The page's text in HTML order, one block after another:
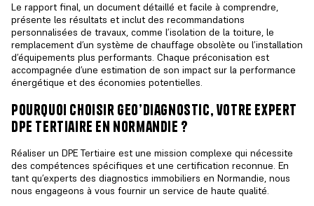
Le rapport final, un document détaillé et facile à comprendre,
présente les résultats et inclut des recommandations
personnalisées de travaux, comme l’isolation de la toiture, le
remplacement d’un système de chauffage obsolète ou l’installation
d’équipements plus performants. Chaque préconisation est
accompagnée d’une estimation de son impact sur la performance
énergétique et des économies potentielles.
pourquoi choisir geo’diagnostic, votre expert
dpe tertiaire en normandie ?
Réaliser un DPE Tertiaire est une mission complexe qui nécessite
des compétences spécifiques et une certification reconnue. En
tant qu’experts des diagnostics immobiliers en Normandie, nous
nous engageons à vous fournir un service de haute qualité.